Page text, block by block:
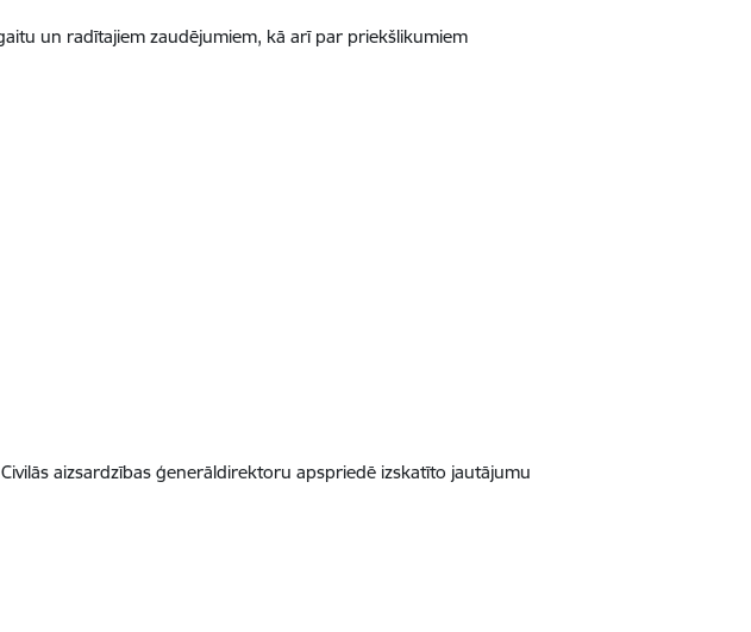
un radītajiem zaudējumiem, kā arī par priekšlikumiem
aizsardzības ģenerāldirektoru apspriedē izskatīto jautājumu